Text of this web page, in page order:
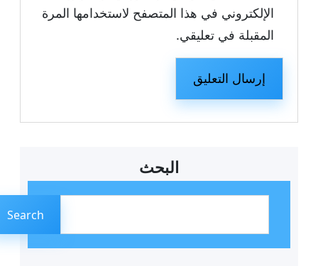
الإلكتروني في هذا المتصفح لاستخدامها المرة
المقبلة في تعليقي.
البحث
Search